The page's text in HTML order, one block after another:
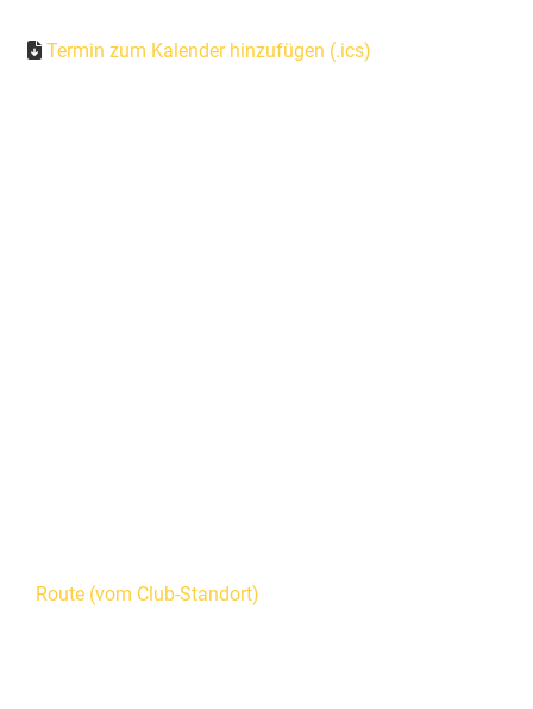
Termin zum Kalender hinzufügen (.ics)
Route (vom Club-Standort)